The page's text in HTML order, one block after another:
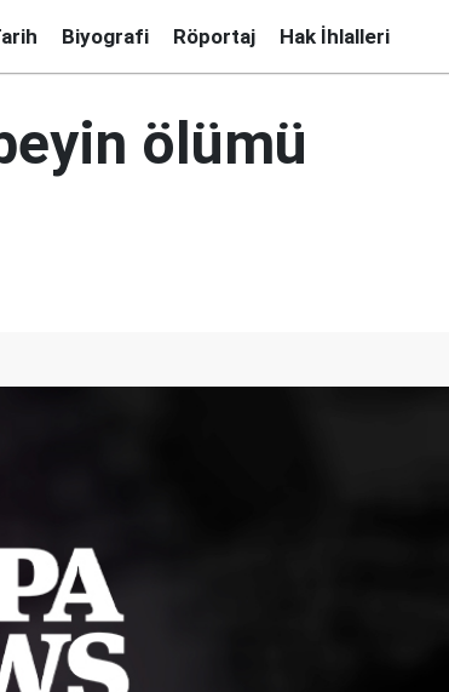
Biyografi Röportaj Hak İhlalleri
ölümü